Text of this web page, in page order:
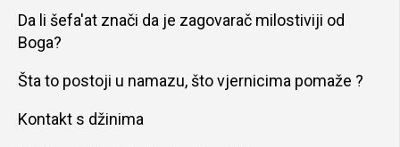
Da li šefa'at znači da je zagovarač milostiviji od
Boga?
Šta to postoji u namazu, što vjernicima pomaže ?
Kontakt s džinima